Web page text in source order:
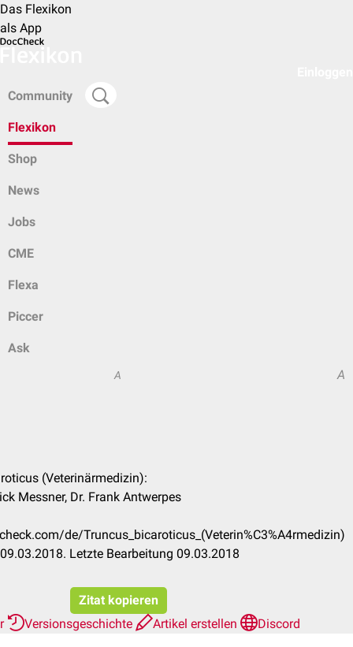
Das Flexikon
als App
Community
Flexikon
Shop
News
Jobs
CME
Flexa
Piccer
Ask
A A
(Veterinärmedizin):
Messner, Dr. Frank Antwerpes
de/Truncus_bicaroticus_(Veterin%C3%A4rmedizin)
Letzte Bearbeitung 09.03.2018
Zitat kopieren
Versionsgeschichte Artikel erstellen Discord